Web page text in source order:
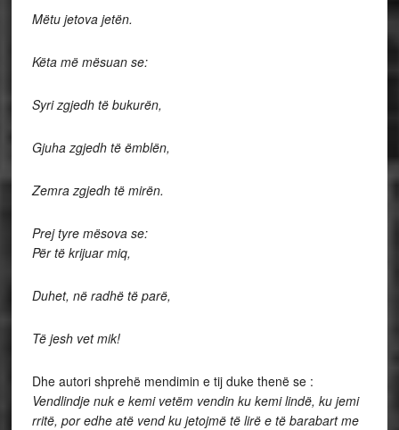
Mëtu jetova jetën.
Këta më mësuan se:
Syri zgjedh të bukurën,
Gjuha zgjedh të ëmblën,
Zemra zgjedh të mirën.
Prej tyre mësova se:
Për të krijuar miq,
Duhet, në radhë të parë,
Të jesh vet mik!
Dhe autori shprehë mendimin e tij duke thenë se :
Vendlindje nuk e kemi vetëm vendin ku kemi lindë, ku jemi
rritë, por edhe atë vend ku jetojmë të lirë e të barabart me